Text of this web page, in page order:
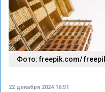
Фото: freepik.com/
22 декабря 2024 16:51